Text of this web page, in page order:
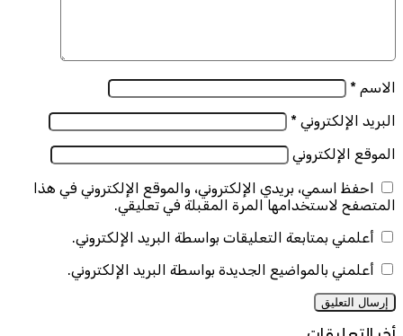
الاسم *
البريد الإلكتروني *
الموقع الإلكتروني
احفظ اسمي، بريدي الإلكتروني، والموقع الإلكتروني في هذا
المتصفح لاستخدامها المرة المقبلة في تعليقي.
أعلمني بمتابعة التعليقات بواسطة البريد الإلكتروني.
أعلمني بالمواضيع الجديدة بواسطة البريد الإلكتروني.